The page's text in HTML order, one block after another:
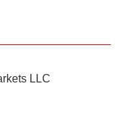
LLC